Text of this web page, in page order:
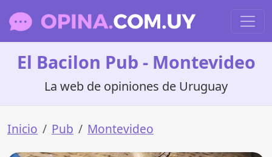
El Bacilon Pub - Montevideo
La web de opiniones de Uruguay
Inicio Pub Montevideo